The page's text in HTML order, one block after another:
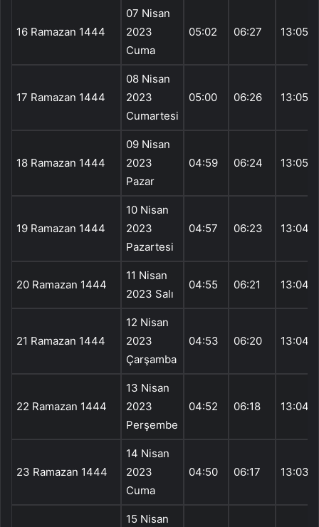
16 Ramazan 1444
07 Nisan
2023
Cuma
05:02 06:27 13:05
17 Ramazan 1444
08 Nisan
2023
Cumartesi
05:00 06:26 13:05
18 Ramazan 1444
09 Nisan
2023
Pazar
04:59 06:24 13:05
19 Ramazan 1444
10 Nisan
2023
Pazartesi
04:57 06:23 13:04
20 Ramazan 1444
11 Nisan
2023 Salı
04:55 06:21 13:04
21 Ramazan 1444
12 Nisan
2023
Çarşamba
04:53 06:20 13:04
22 Ramazan 1444
13 Nisan
2023
Perşembe
04:52 06:18 13:04
23 Ramazan 1444
14 Nisan
2023
Cuma
04:50 06:17 13:03
15 Nisan